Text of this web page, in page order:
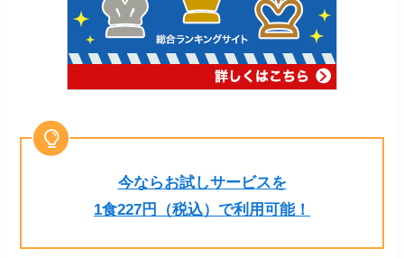
今ならお試しサービスを
1食227円（税込）で利用可能！